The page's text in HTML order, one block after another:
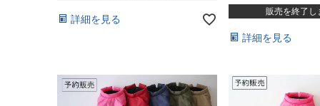
詳細を見る
販売を終了し
詳細を見る